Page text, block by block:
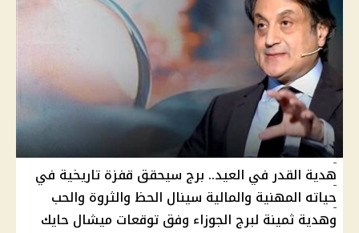
هدية القدر في العيد.. برج سيحقق قفزة تاريخية في
حياته المهنية والمالية سينال الحظ والثروة والحب
وهدية ثمينة لبرج الجوزاء وفق توقعات ميشال حايك